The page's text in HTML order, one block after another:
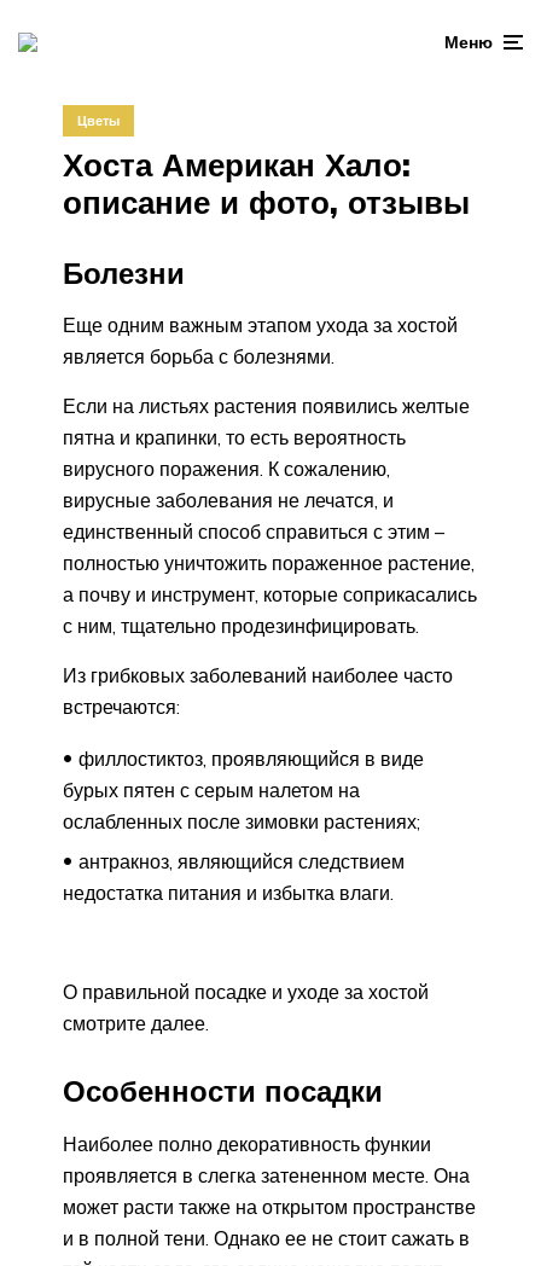
Меню
Цветы
Хоста Американ Хало:
описание и фото, отзывы
Болезни
Еще одним важным этапом ухода за хостой
является борьба с болезнями.
Если на листьях растения появились желтые
пятна и крапинки, то есть вероятность
вирусного поражения. К сожалению,
вирусные заболевания не лечатся, и
единственный способ справиться с этим –
полностью уничтожить пораженное растение,
а почву и инструмент, которые соприкасались
с ним, тщательно продезинфицировать.
Из грибковых заболеваний наиболее часто
встречаются:
филлостиктоз, проявляющийся в виде
бурых пятен с серым налетом на
ослабленных после зимовки растениях;
антракноз, являющийся следствием
недостатка питания и избытка влаги.
О правильной посадке и уходе за хостой
смотрите далее.
Особенности посадки
Наиболее полно декоративность функии
проявляется в слегка затененном месте. Она
может расти также на открытом пространстве
и в полной тени. Однако ее не стоит сажать в